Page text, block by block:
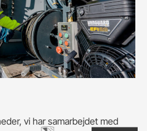
vi har samarbejdet med